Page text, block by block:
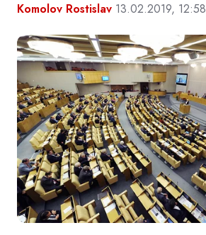
Komolov Rostislav 13.02.2019, 12:58